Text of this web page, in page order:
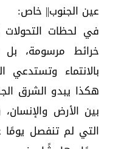
عين الجنوب|| خاص:
في لحظات التحولات
خرائط مرسومة،
بالانتماء وتستدعي
هكذا يبدو الشرق
بين الأرض
التي لم تنفصل